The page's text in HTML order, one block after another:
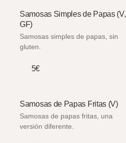
Samosas Simples de Papas (V,
GF)
Samosas simples de papas, sin
gluten.
5€
Samosas de Papas Fritas (V)
Samosas de papas fritas, una
versión diferente.